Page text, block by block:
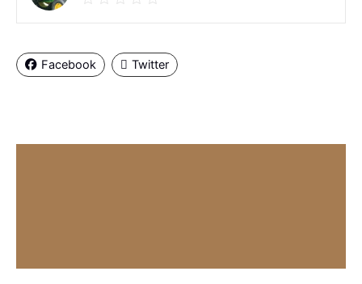
Facebook Twitter